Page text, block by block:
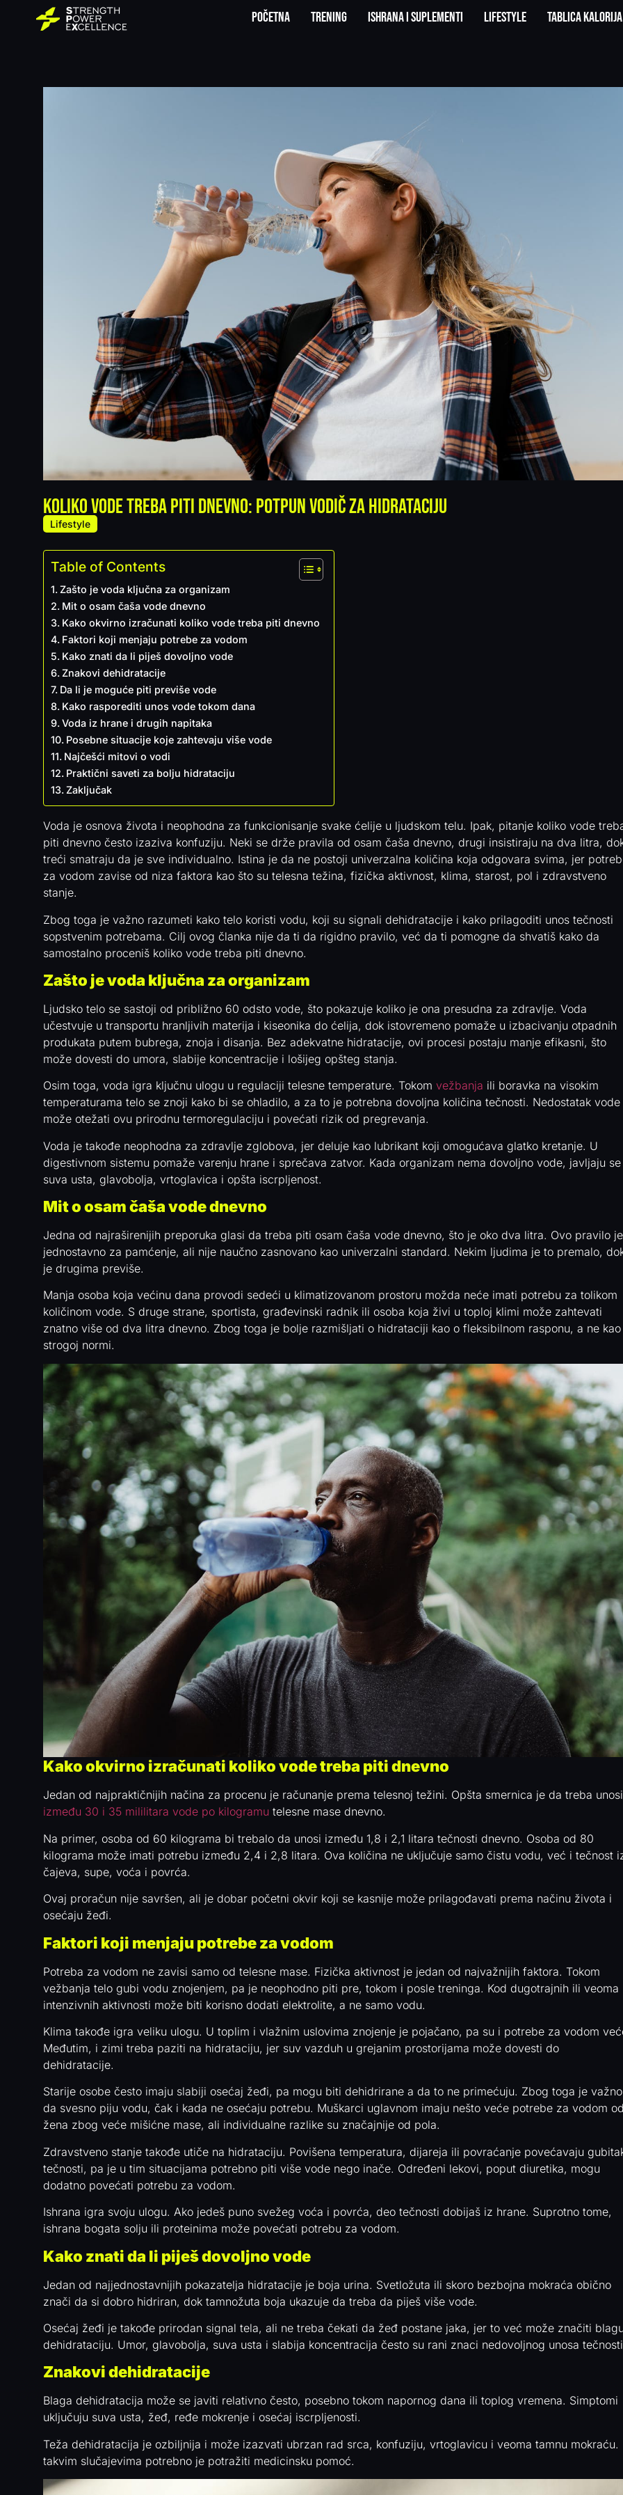
Početna Trening Ishrana i suplementi Lifestyle Tablica kalorija
Koliko vode treba piti dnevno: potpun vodič za hidrataciju
Lifestyle
Table of Contents
Zašto je voda ključna za organizam
Mit o osam čaša vode dnevno
Kako okvirno izračunati koliko vode treba piti dnevno
Faktori koji menjaju potrebe za vodom
Kako znati da li piješ dovoljno vode
Znakovi dehidratacije
Da li je moguće piti previše vode
Kako rasporediti unos vode tokom dana
Voda iz hrane i drugih napitaka
Posebne situacije koje zahtevaju više vode
Najčešći mitovi o vodi
Praktični saveti za bolju hidrataciju
Zaključak
Voda je osnova života i neophodna za funkcionisanje svake ćelije u ljudskom telu. Ipak, pitanje koliko vode
piti dnevno često izaziva konfuziju. Neki se drže pravila od osam čaša dnevno, drugi insistiraju na dva litra,
treći smatraju da je sve individualno. Istina je da ne postoji univerzalna količina koja odgovara svima, jer
za vodom zavise od niza faktora kao što su telesna težina, fizička aktivnost, klima, starost, pol i zdravstveno
stanje.
Zbog toga je važno razumeti kako telo koristi vodu, koji su signali dehidratacije i kako prilagoditi unos tečnosti
sopstvenim potrebama. Cilj ovog članka nije da ti da rigidno pravilo, već da ti pomogne da shvatiš kako da
samostalno proceniš koliko vode treba piti dnevno.
Zašto je voda ključna za organizam
Ljudsko telo se sastoji od približno 60 odsto vode, što pokazuje koliko je ona presudna za zdravlje. Voda
učestvuje u transportu hranljivih materija i kiseonika do ćelija, dok istovremeno pomaže u izbacivanju otpadnih
produkata putem bubrega, znoja i disanja. Bez adekvatne hidratacije, ovi procesi postaju manje efikasni, što
može dovesti do umora, slabije koncentracije i lošijeg opšteg stanja.
Osim toga, voda igra ključnu ulogu u regulaciji telesne temperature. Tokom vežbanja ili boravka na visokim
temperaturama telo se znoji kako bi se ohladilo, a za to je potrebna dovoljna količina tečnosti. Nedostatak vode
može otežati ovu prirodnu termoregulaciju i povećati rizik od pregrevanja.
Voda je takođe neophodna za zdravlje zglobova, jer deluje kao lubrikant koji omogućava glatko kretanje. U
digestivnom sistemu pomaže varenju hrane i sprečava zatvor. Kada organizam nema dovoljno vode, javljaju se
suva usta, glavobolja, vrtoglavica i opšta iscrpljenost.
Mit o osam čaša vode dnevno
Jedna od najraširenijih preporuka glasi da treba piti osam čaša vode dnevno, što je oko dva litra. Ovo pravilo je
jednostavno za pamćenje, ali nije naučno zasnovano kao univerzalni standard. Nekim ljudima je to premalo,
je drugima previše.
Manja osoba koja većinu dana provodi sedeći u klimatizovanom prostoru možda neće imati potrebu za tolikom
količinom vode. S druge strane, sportista, građevinski radnik ili osoba koja živi u toploj klimi može zahtevati
znatno više od dva litra dnevno. Zbog toga je bolje razmišljati o hidrataciji kao o fleksibilnom rasponu, a ne
strogoj normi.
Kako okvirno izračunati koliko vode treba piti dnevno
Jedan od najpraktičnijih načina za procenu je računanje prema telesnoj težini. Opšta smernica je da treba
između 30 i 35 mililitara vode po kilogramu telesne mase dnevno.
Na primer, osoba od 60 kilograma bi trebalo da unosi između 1,8 i 2,1 litara tečnosti dnevno. Osoba od 80
kilograma može imati potrebu između 2,4 i 2,8 litara. Ova količina ne uključuje samo čistu vodu, već i tečnost
čajeva, supe, voća i povrća.
Ovaj proračun nije savršen, ali je dobar početni okvir koji se kasnije može prilagođavati prema načinu života i
osećaju žeđi.
Faktori koji menjaju potrebe za vodom
Potreba za vodom ne zavisi samo od telesne mase. Fizička aktivnost je jedan od najvažnijih faktora. Tokom
vežbanja telo gubi vodu znojenjem, pa je neophodno piti pre, tokom i posle treninga. Kod dugotrajnih ili veoma
intenzivnih aktivnosti može biti korisno dodati elektrolite, a ne samo vodu.
Klima takođe igra veliku ulogu. U toplim i vlažnim uslovima znojenje je pojačano, pa su i potrebe za vodom
Međutim, i zimi treba paziti na hidrataciju, jer suv vazduh u grejanim prostorijama može dovesti do
dehidratacije.
Starije osobe često imaju slabiji osećaj žeđi, pa mogu biti dehidrirane a da to ne primećuju. Zbog toga je važno
da svesno piju vodu, čak i kada ne osećaju potrebu. Muškarci uglavnom imaju nešto veće potrebe za vodom
žena zbog veće mišićne mase, ali individualne razlike su značajnije od pola.
Zdravstveno stanje takođe utiče na hidrataciju. Povišena temperatura, dijareja ili povraćanje povećavaju
tečnosti, pa je u tim situacijama potrebno piti više vode nego inače. Određeni lekovi, poput diuretika, mogu
dodatno povećati potrebu za vodom.
Ishrana igra svoju ulogu. Ako jedeš puno svežeg voća i povrća, deo tečnosti dobijaš iz hrane. Suprotno tome,
ishrana bogata solju ili proteinima može povećati potrebu za vodom.
Kako znati da li piješ dovoljno vode
Jedan od najjednostavnijih pokazatelja hidratacije je boja urina. Svetložuta ili skoro bezbojna mokraća obično
znači da si dobro hidriran, dok tamnožuta boja ukazuje da treba da piješ više vode.
Osećaj žeđi je takođe prirodan signal tela, ali ne treba čekati da žeđ postane jaka, jer to već može značiti
dehidrataciju. Umor, glavobolja, suva usta i slabija koncentracija često su rani znaci nedovoljnog unosa
Znakovi dehidratacije
Blaga dehidratacija može se javiti relativno često, posebno tokom napornog dana ili toplog vremena. Simptomi
uključuju suva usta, žeđ, ređe mokrenje i osećaj iscrpljenosti.
Teža dehidratacija je ozbiljnija i može izazvati ubrzan rad srca, konfuziju, vrtoglavicu i veoma tamnu mokraću.
takvim slučajevima potrebno je potražiti medicinsku pomoć.